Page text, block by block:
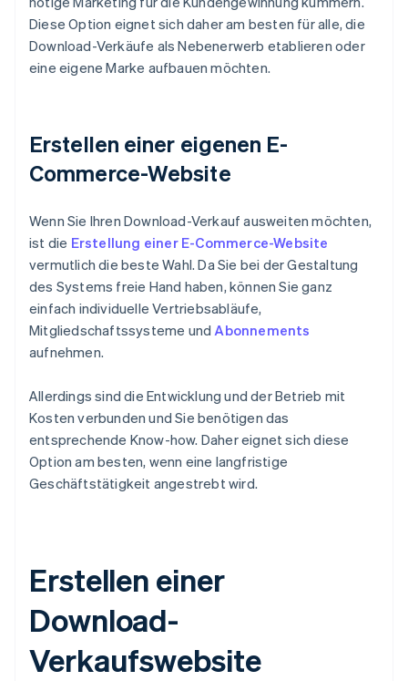
Diese Option eignet sich daher am besten für alle, die
Download-Verkäufe als Nebenerwerb etablieren oder
eine eigene Marke aufbauen möchten.
Erstellen einer eigenen E-
Commerce-Website
Wenn Sie Ihren Download-Verkauf ausweiten möchten,
ist die Erstellung einer E-Commerce-Website
vermutlich die beste Wahl. Da Sie bei der Gestaltung
des Systems freie Hand haben, können Sie ganz
einfach individuelle Vertriebsabläufe,
Mitgliedschaftssysteme undAbonnements
aufnehmen.
Allerdings sind die Entwicklung und der Betrieb mit
Kosten verbunden und Sie benötigen das
entsprechende Know-how. Daher eignet sich diese
Option am besten, wenn eine langfristige
Geschäftstätigkeit angestrebt wird.
Erstellen einer
Download-
Verkaufswebsite